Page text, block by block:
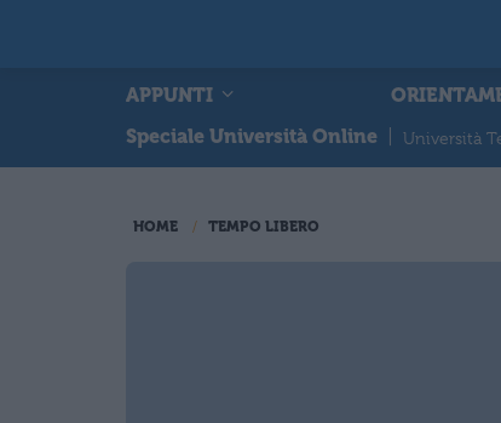
APPUNTI
Speciale Università Online
Università
HOME TEMPO LIBERO